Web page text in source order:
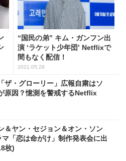
“国民の弟” キム・ガンフン出
演 ‘ラケット少年団’ Netflixで
間もなく配信！
2021.05.28
ザ・グローリー」広報自粛はソ
原因？憶測を警戒するNetflix
＆ヤン・セジョン＆オン・ソン
「恋は命がけ」制作発表会に出
枚)